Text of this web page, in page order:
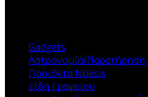
Gadgets
Αστρονομία/Παρατήρηση
Προϊόντα Noesis
Είδη Γραφείου